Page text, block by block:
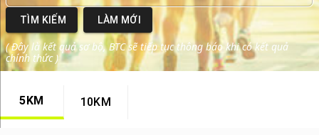
TÌM KIẾM LÀM MỚI
(Đây là kết quả sơ bộ, BTC sẽ tiếp tục thông báo khi có kết quả
chính thức)
5KM 10KM